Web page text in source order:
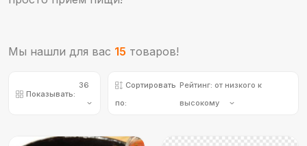
Мы нашли для вас 15 товаров!
Показывать:
36
Сортировать
по:
Рейтинг: от низкого к
высокому